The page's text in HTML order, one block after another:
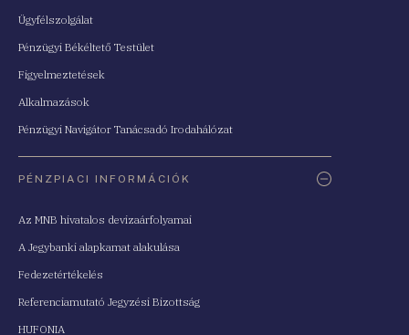
Ügyfélszolgálat
Pénzügyi Békéltető Testület
Figyelmeztetések
Alkalmazások
Pénzügyi Navigátor Tanácsadó Irodahálózat
PÉNZPIACI INFORMÁCIÓK
Az MNB hivatalos devizaárfolyamai
A Jegybanki alapkamat alakulása
Fedezetértékelés
Referenciamutató Jegyzési Bizottság
HUFONIA